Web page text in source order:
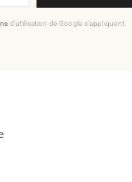
d'utilisation de Google s'appliquent.